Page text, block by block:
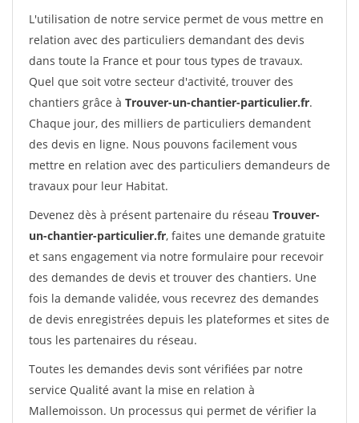
L'utilisation de notre service permet de vous mettre en
relation avec des particuliers demandant des devis
dans toute la France et pour tous types de travaux.
Quel que soit votre secteur d'activité, trouver des
chantiers grâce à Trouver-un-chantier-particulier.fr.
Chaque jour, des milliers de particuliers demandent
des devis en ligne. Nous pouvons facilement vous
mettre en relation avec des particuliers demandeurs de
travaux pour leur Habitat.
Devenez dès à présent partenaire du réseau Trouver-
un-chantier-particulier.fr, faites une demande gratuite
et sans engagement via notre formulaire pour recevoir
des demandes de devis et trouver des chantiers. Une
fois la demande validée, vous recevrez des demandes
de devis enregistrées depuis les plateformes et sites de
tous les partenaires du réseau.
Toutes les demandes devis sont vérifiées par notre
service Qualité avant la mise en relation à
Mallemoisson. Un processus qui permet de vérifier la